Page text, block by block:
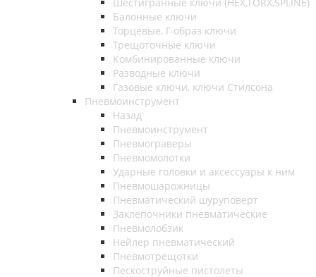
Балонные ключи
Торцевые, Г-образ ключи
Трещоточные ключи
Комбинированные ключи
Разводные ключи
Газовые ключи, ключи Стилсона
Пневмоинструмент
Назад
Пневмоинструмент
Пневмограверы
Пневмомолотки
Ударные головки и аксессуары к ним
Пневмошарожницы
Пневматический шуруповерт
Заклепочники пневматические
Пневмолобзик
Нейлер пневматический
Пневмотрещотки
Пескоструйные пистолеты